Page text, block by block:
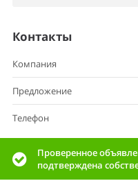
Контакты
Компания
Предложение
Телефон
Проверенное
подтверждена